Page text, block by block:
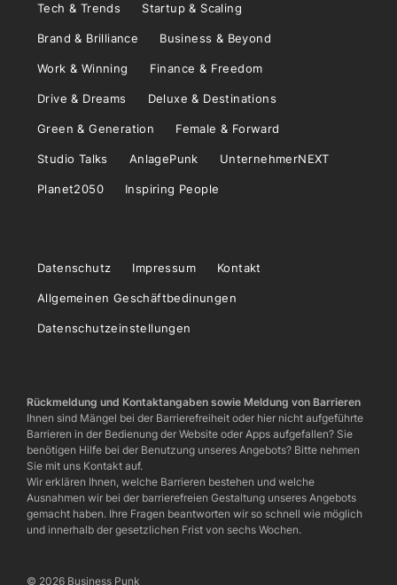
Tech & Trends Startup & Scaling
Brand & Brilliance Business & Beyond
Work & Winning Finance & Freedom
Drive & Dreams Deluxe & Destinations
Green & Generation Female & Forward
Studio Talks AnlagePunk UnternehmerNEXT
Planet2050 Inspiring People
Datenschutz Impressum Kontakt
Allgemeinen Geschäftbedinungen
Datenschutzeinstellungen
Rückmeldung und Kontaktangaben sowie Meldung von Barrieren
Ihnen sind Mängel bei der Barrierefreiheit oder hier nicht aufgeführte
Barrieren in der Bedienung der Website oder Apps aufgefallen? Sie
benötigen Hilfe bei der Benutzung unseres Angebots? Bitte nehmen
Sie mit uns Kontakt auf.
Wir erklären Ihnen, welche Barrieren bestehen und welche
Ausnahmen wir bei der barrierefreien Gestaltung unseres Angebots
gemacht haben. Ihre Fragen beantworten wir so schnell wie möglich
und innerhalb der gesetzlichen Frist von sechs Wochen.
© 2026 Business Punk